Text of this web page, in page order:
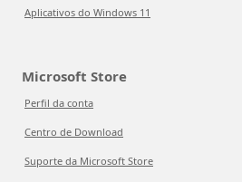
Aplicativos do Windows 11
Microsoft Store
Perfil da conta
Centro de Download
Suporte da Microsoft Store